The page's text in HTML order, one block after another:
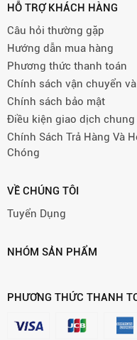
HỖ TRỢ KHÁCH HÀNG
Câu hỏi thường gặp
Hướng dẫn mua hàng
Phương thức thanh toán
Chính sách vận chuyển
Chính sách bảo mật
Điều kiện giao dịch chung
Chính Sách Trả Hàng Và
Chóng
VỀ CHÚNG TÔI
Tuyển Dụng
NHÓM SẢN PHẨM
PHƯƠNG THỨC THANH